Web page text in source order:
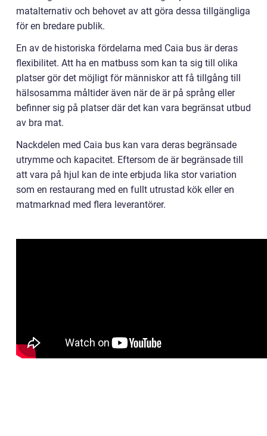
matalternativ och behovet av att göra dessa tillgängliga
för en bredare publik.
En av de historiska fördelarna med Caia bus är deras
flexibilitet. Att ha en matbuss som kan ta sig till olika
platser gör det möjligt för människor att få tillgång till
hälsosamma måltider även när de är på språng eller
befinner sig på platser där det kan vara begränsat utbud
av bra mat.
Nackdelen med Caia bus kan vara deras begränsade
utrymme och kapacitet. Eftersom de är begränsade till
att vara på hjul kan de inte erbjuda lika stor variation
som en restaurang med en fullt utrustad kök eller en
matmarknad med flera leverantörer.